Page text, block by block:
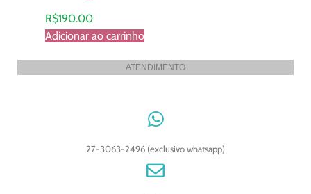
R$190.00
Adicionar ao carrinho
ATENDIMENTO
27-3063-2496 (exclusivo whatsapp)